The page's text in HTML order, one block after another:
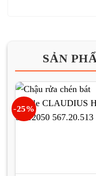
SẢN
-25%